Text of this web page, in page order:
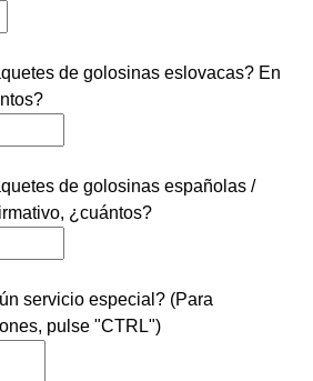
de golosinas eslovacas? En
de golosinas españolas /
¿cuántos?
servicio especial? (Para
pulse "CTRL")